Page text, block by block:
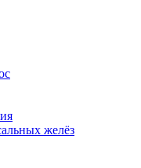
желёз